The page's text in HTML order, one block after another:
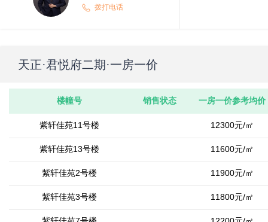
拨打电话
天正·君悦府二期 ·一房一价
楼幢号 销售状态 一房一价参考均价
紫轩佳苑11号楼 12300元/㎡
紫轩佳苑13号楼 11600元/㎡
紫轩佳苑2号楼 11900元/㎡
紫轩佳苑3号楼 11800元/㎡